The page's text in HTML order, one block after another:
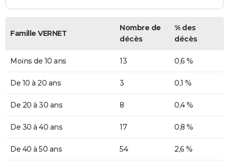
Famille VERNET
Nombre de
décès
% des
décès
Moins de 10 ans 13 0,6 %
De 10 à 20 ans 3 0,1 %
De 20 à 30 ans 8 0,4 %
De 30 à 40 ans 17 0,8 %
De 40 à 50 ans 54 2,6 %